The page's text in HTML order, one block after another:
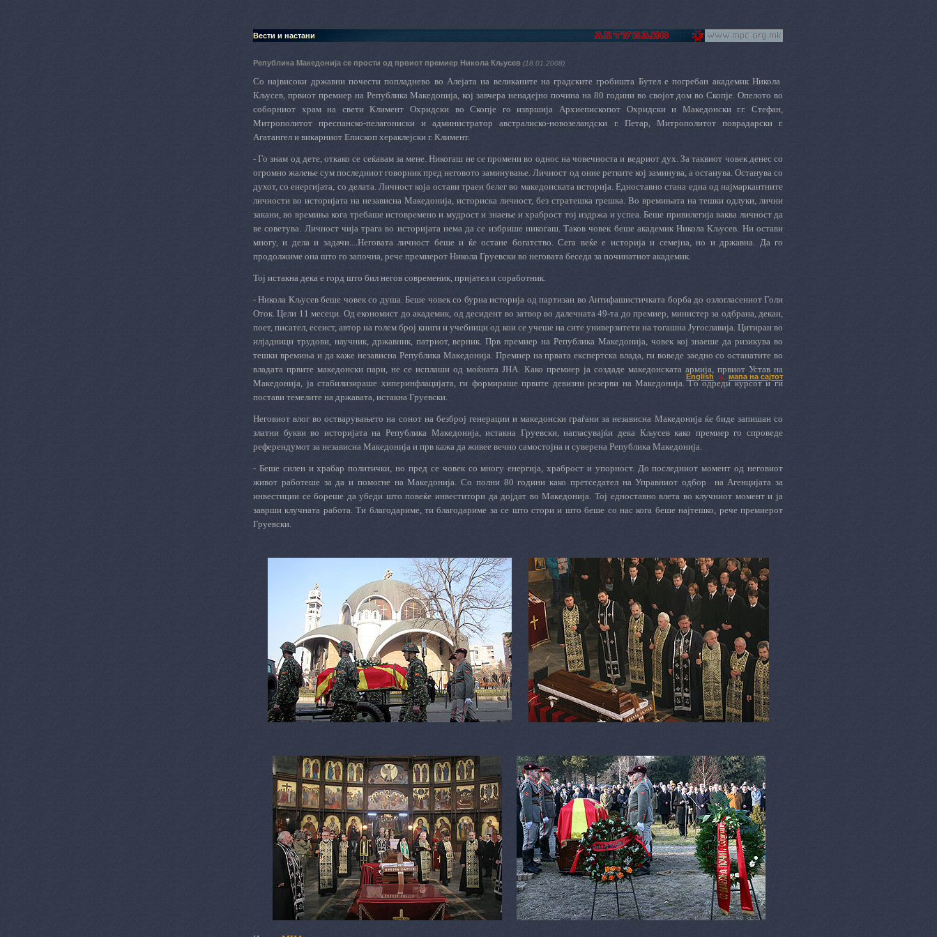
Вести и настани
Република Македонија се прости од првиот премиер Никола Кљусев (18.01.2008)
Со највисоки државни почести попладнево во Алејата на великаните на градските гробишта Бутел е погребан академик Никола
Кљусев, првиот премиер на Република Македонија, кој завчера ненадејно почина на 80 години во својот дом во Скопје.Опелото во
соборниот храм на свети Климент Охридски во Скопје го извршија Архиепископот Охридски и Македонски г.г. Стефан,
Митрополитот преспанско-пелагониски и администратор австралиско-новозеландски г. Петар, Митрополитот поврадарски г.
Агатангел и викарниот Епископ хераклејски г. Климент.
- Го знам од дете, откако се сеќавам за мене. Никогаш не се промени во однос на човечноста и ведриот дух. За таквиот човек денес со
огромно жалење сум последниот говорник пред неговото заминување. Личност од оние ретките кој заминува, а останува. Останува со
духот, со енергијата, со делата. Личност која остави траен белег во македонската историја. Едноставно стана една од најмаркантните
личности во историјата на независна Македонија, историска личност, без стратешка грешка. Во времињата на тешки одлуки, лични
закани, во времиња кога требаше истовремено и мудрост и знаење и храброст тој издржа и успеа. Беше привилегија ваква личност да
ве советува. Личност чија трага во историјата нема да се избрише никогаш. Таков човек беше академик Никола Кљусев. Ни остави
многу, и дела и задачи....Неговата личност беше и ќе остане богатство. Сега веќе е историја и семејна, но и државна. Да го
продолжиме она што го започна, рече премиерот Никола Груевски во неговата беседа за починатиот академик.
Тој истакна дека е горд што бил негов современик, пријател и соработник.
- Никола Кљусев беше човек со душа. Беше човек со бурна историја од партизан во Антифашистичката борба до озлогласениот Голи
Оток. Цели 11 месеци. Од економист до академик, од десидент во затвор во далечната 49-та до премиер, министер за одбрана, декан,
поет, писател, есеист, автор на голем број книги и учебници од кои се учеше на сите универзитети на тогашна Југославија. Цитиран во
илјадници трудови, научник, државник, патриот, верник. Прв премиер на Република Македонија, човек кој знаеше да ризикува во
тешки времиња и да каже независна Република Македонија. Премиер на првата експертска влада, ги воведе заедно со останатите во
владата првите македонски пари, не се исплаши од моќната ЈНА. Како премиер ја создаде македонската армија, првиот Устав на
Македонија, ја стабилизираше хиперинфлацијата, ги формираше првите девизни резерви на Македонија. Го одреди курсот и ги
постави темелите на државата, истакна Груевски.
Неговиот влог во остварувањето на сонот на безброј генерации и македонски граѓани за независна Македонија ќе биде запишан со
златни букви во историјата на Република Македонија, истакна Груевски, нагласувајќи дека Кљусев како премиер го спроведе
референдумот за независна Македонија и прв кажа да живее вечно самостојна и суверена Република Македонија.
- Беше силен и храбар политички, но пред се човек со многу енергија, храброст и упорност. До последниот момент од неговиот
живот работеше за да и помогне на Македонија. Со полни 80 години како претседател на Управниот одбор
на Агенцијата за
инвестиции се бореше да убеди што повеќе инвеститори да дојдат во Македонија. Тој едноставно влета во клучниот момент и ја
заврши клучната работа. Ти благодариме, ти благодариме за се што стори и што беше со нас кога беше најтешко, рече премиерот
Груевски.
English мапа на сајтот